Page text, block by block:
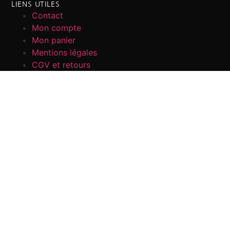
LIENS UTILES
Contact
Mon compte
Mon panier
Mentions légales
CGV et retours